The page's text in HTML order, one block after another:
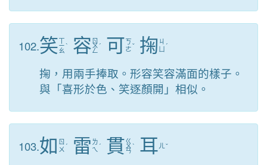
102.笑ㄒ
ㄧ
ㄠ
ˋ 容 ㄖ
ㄨ
ㄥ
ˊ 可ㄎ
ㄜˇ 掬 ㄐ
ˊ
掬，用兩手捧取。形容笑容滿面的樣子。
與「喜形於色、笑逐顏開」相似。
103.如 ㄖ
ㄨ ˊ 雷 ㄌ
ㄟ ˊ 貫ㄍ
ㄨ
ㄢ
ˋ 耳 ㄦ ˇ